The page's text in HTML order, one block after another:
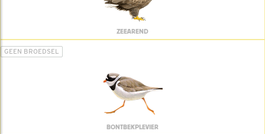
ZEEAREND
GEEN BROEDSEL
BONTBEKPLEVIER